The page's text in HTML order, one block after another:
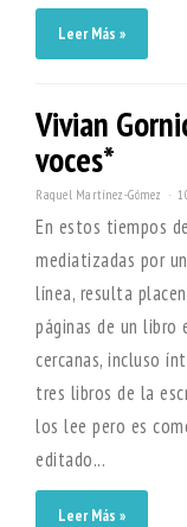
Leer Más »
Vivian
voces*
Raquel Martínez-Gómez
En estos tiempos
mediatizadas por
línea, resulta
páginas de un libro
cercanas, incluso
tres libros de la
los lee pero es
editado...
Leer Más »